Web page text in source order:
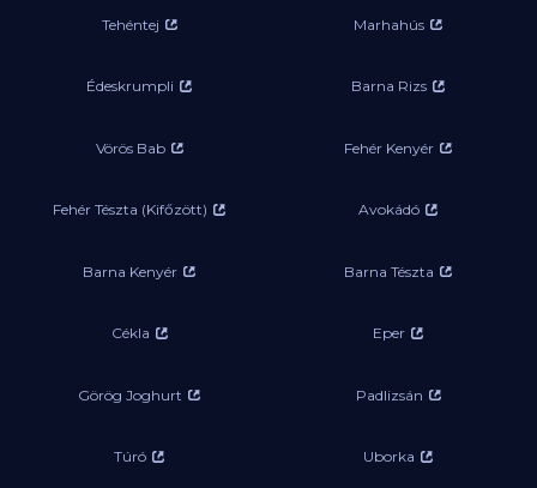
Tehéntej Marhahús
Édeskrumpli Barna Rizs
Vörös Bab Fehér Kenyér
Fehér Tészta (Kifőzött) Avokádó
Barna Kenyér Barna Tészta
Cékla Eper
Görög Joghurt Padlizsán
Túró Uborka